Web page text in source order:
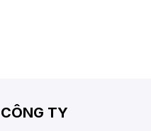
CÔNG TY